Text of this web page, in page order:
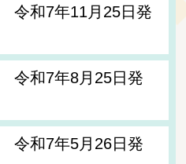
令和7年11月25日発
令和7年8月25日発
令和7年5月26日発